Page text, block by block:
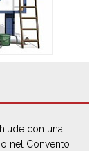
con una
nel Convento